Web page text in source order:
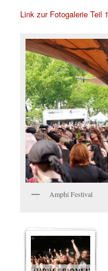
Link zur Fotogalerie Teil 1
Amphi Festival